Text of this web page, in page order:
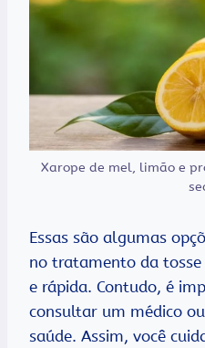
Xarope de mel, limão e
Essas são algumas
no tratamento da
e rápida. Contudo, é
consultar um médico
saúde. Assim, você